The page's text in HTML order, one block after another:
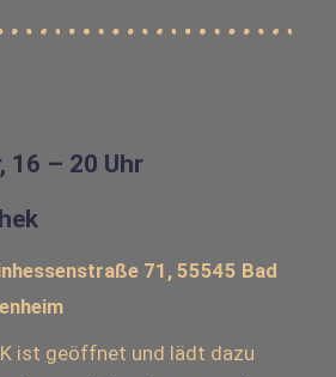
16 – 20 Uhr
71, 55545 Bad
ist geöffnet und lädt dazu